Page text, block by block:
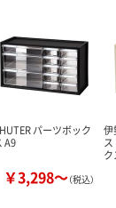
パーツボック
A9
￥3,298～（税込）
伊